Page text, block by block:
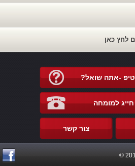
לחץ כאן
-אתה שואל?
חייג למומחה
צור קשר